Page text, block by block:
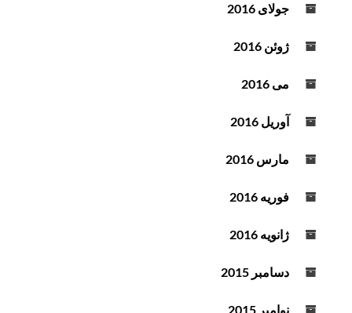
جولای 2016
ژوئن 2016
می 2016
آوریل 2016
مارس 2016
فوریه 2016
ژانویه 2016
دسامبر 2015
نوامبر 2015